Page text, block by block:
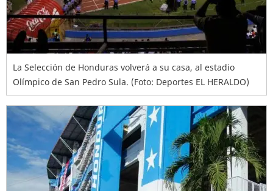
La Selección de Honduras volverá a su casa, al estadio
Olímpico de San Pedro Sula. (Foto: Deportes EL HERALDO)